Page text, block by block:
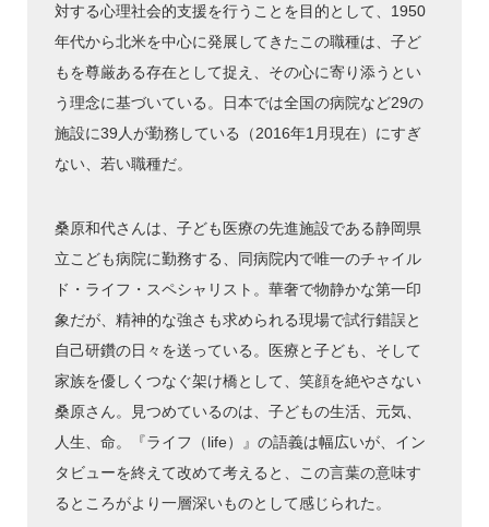
対する心理社会的支援を行うことを目的として、1950
年代から北米を中心に発展してきたこの職種は、子ど
もを尊厳ある存在として捉え、その心に寄り添うとい
う理念に基づいている。日本では全国の病院など29の
施設に39人が勤務している（2016年1月現在）にすぎ
ない、若い職種だ。
桑原和代さんは、子ども医療の先進施設である静岡県
立こども病院に勤務する、同病院内で唯一のチャイル
ド・ライフ・スペシャリスト。華奢で物静かな第一印
象だが、精神的な強さも求められる現場で試行錯誤と
自己研鑽の日々を送っている。医療と子ども、そして
家族を優しくつなぐ架け橋として、笑顔を絶やさない
桑原さん。見つめているのは、子どもの生活、元気、
人生、命。『ライフ（life）』の語義は幅広いが、イン
タビューを終えて改めて考えると、この言葉の意味す
るところがより一層深いものとして感じられた。